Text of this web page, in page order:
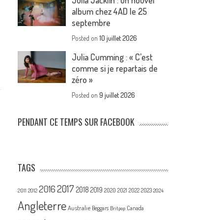
album chez 4AD le 25
septembre
Posted on10 juillet 2026
Julia Cumming : « C’est
comme si je repartais de
zéro »
Posted on9 juillet 2026
PENDANT CE TEMPS SUR FACEBOOK
TAGS
2011 2012 20162017 2018 2019 2020 2021 2022 2023 2024
Angleterre Australie Beggars Britpop Canada